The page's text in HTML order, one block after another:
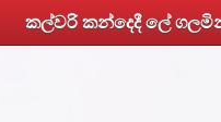
කල්වරි කන්දෙදී ලේ ගලමින්